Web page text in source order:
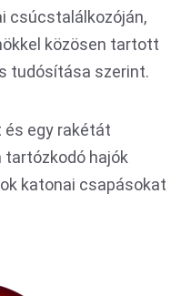
csúcstalálkozóján,
közösen tartott
tudósítása szerint.
és egy rakétát
hajók
katonai csapásokat